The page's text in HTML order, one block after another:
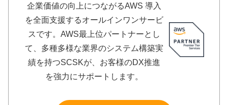
企業価値の向上につながるAWS 導入
を全面支援するオールインワンサービ
スです。AWS最上位パートナーとし
て、多種多様な業界のシステム構築実
績を持つSCSKが、お客様のDX推進
を強力にサポートします。